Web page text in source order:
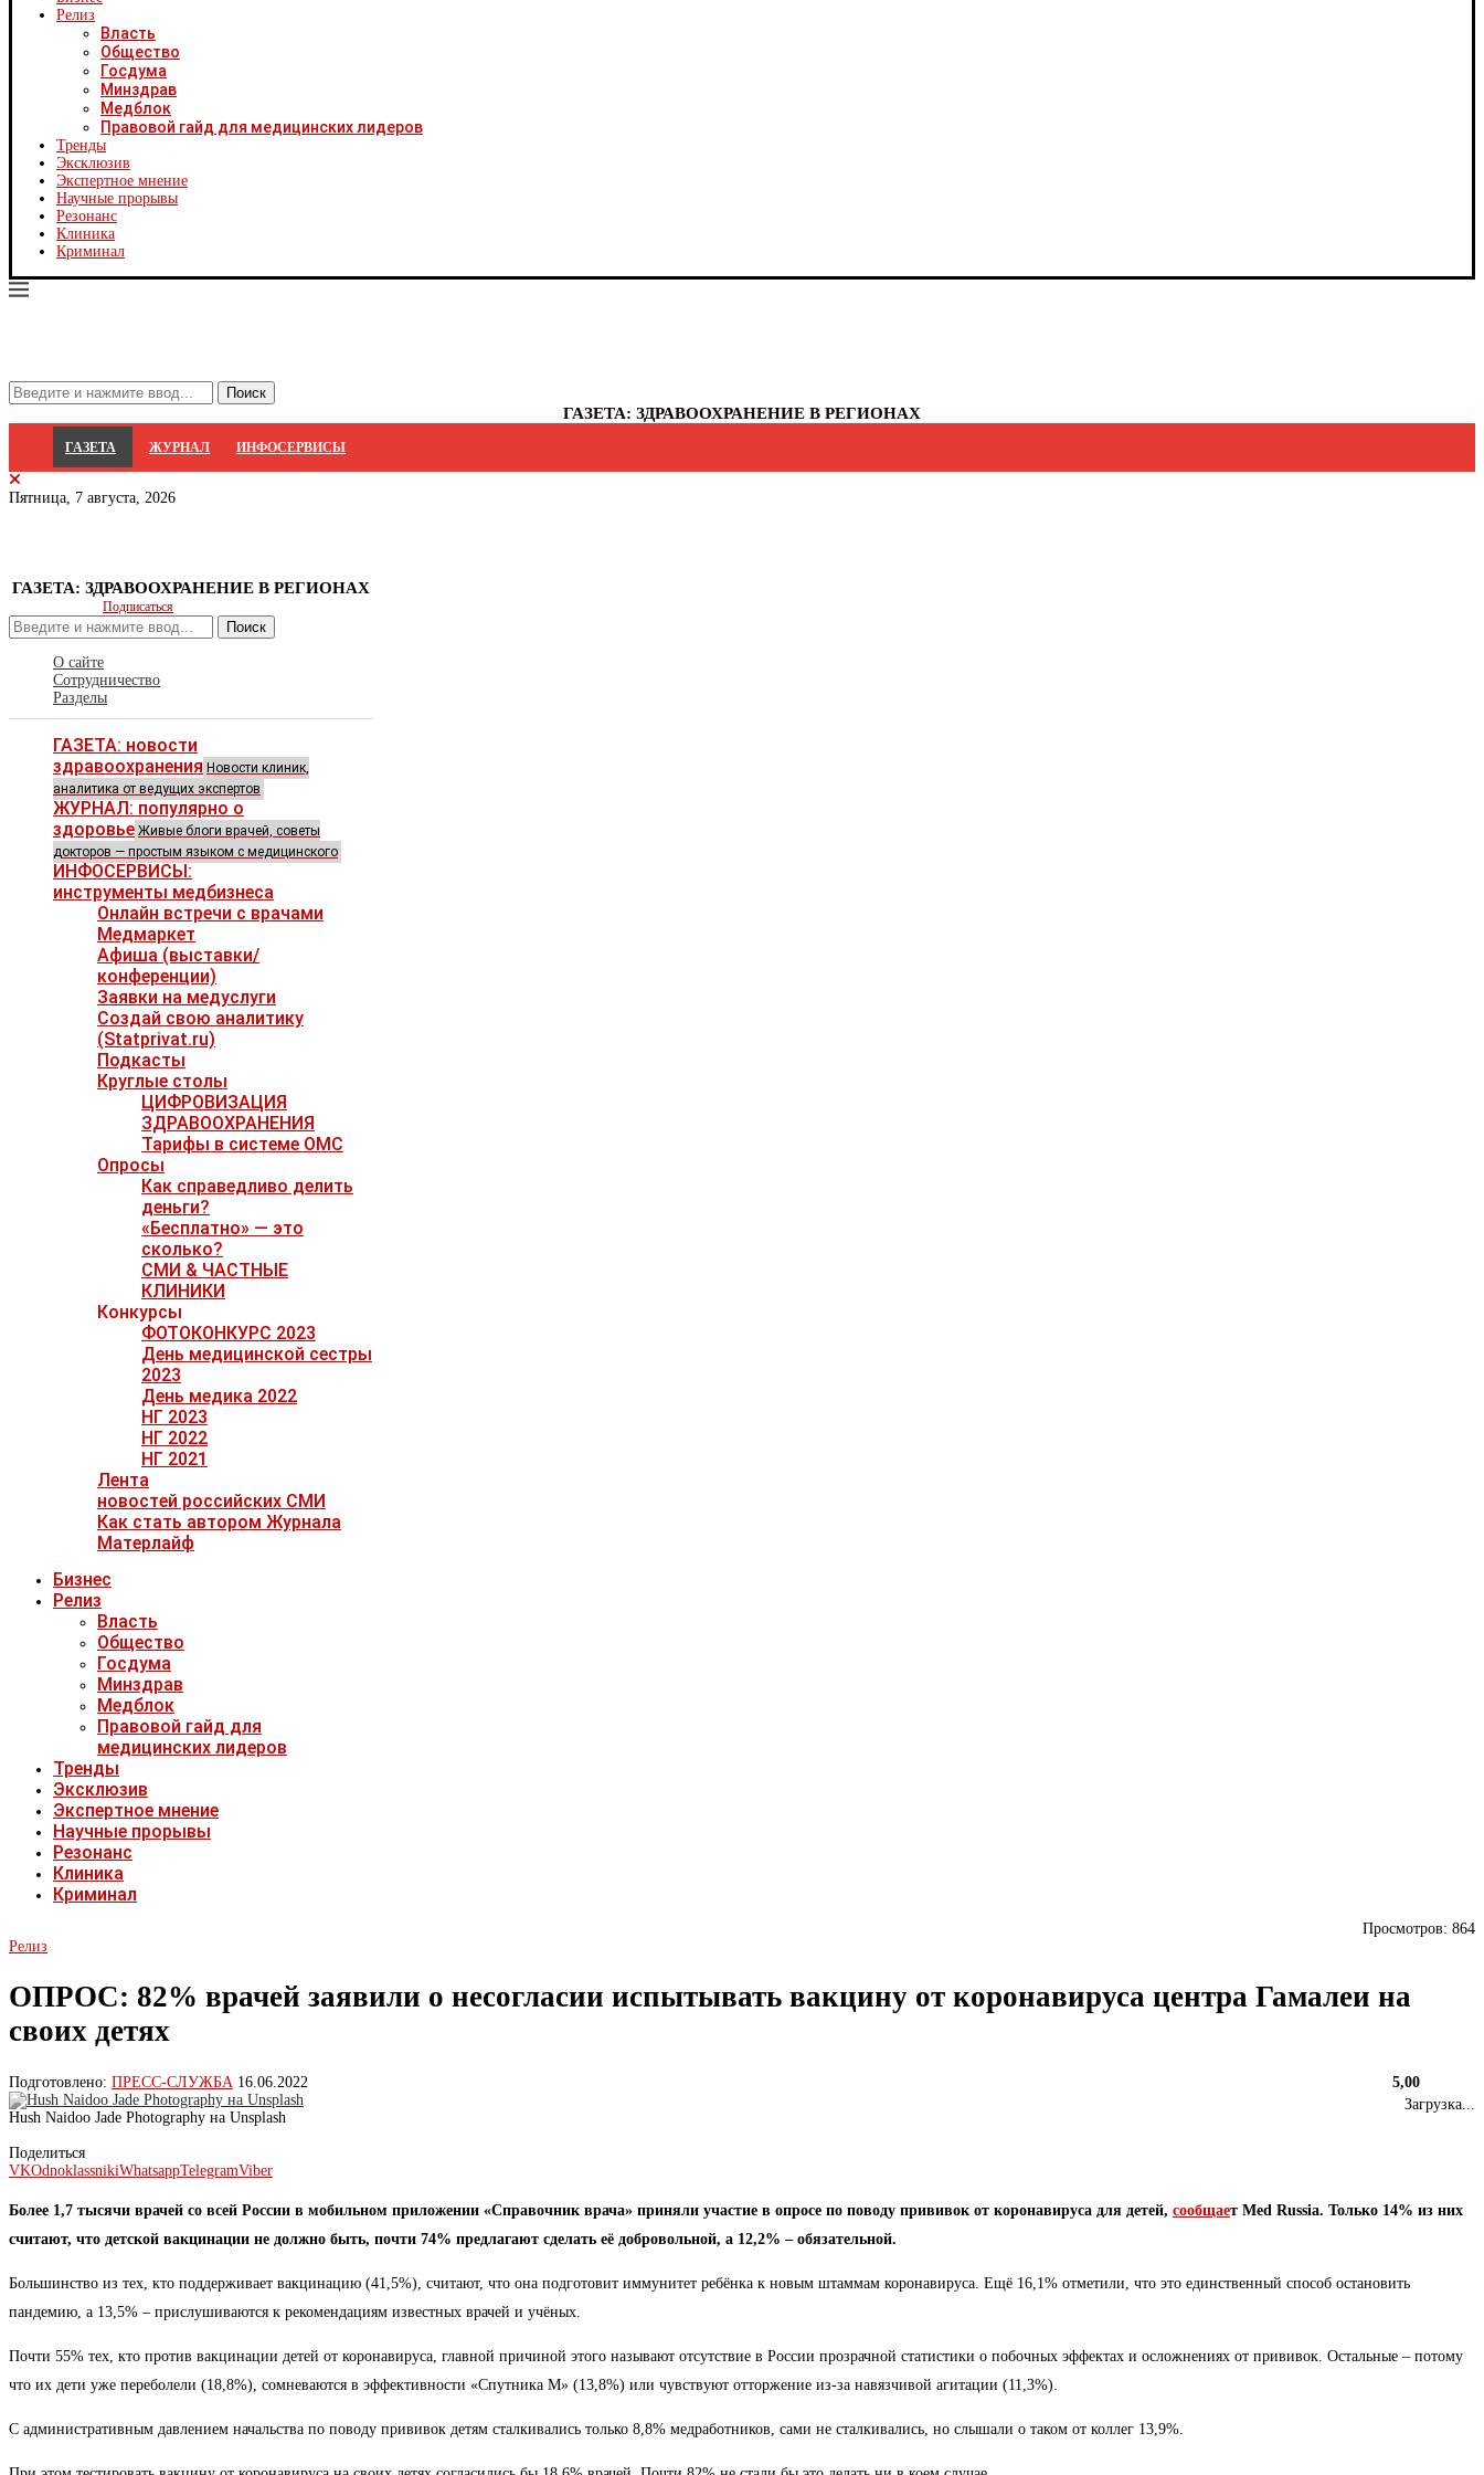
Релиз
Власть
Общество
Госдума
Минздрав
Медблок
Правовой гайд для медицинских лидеров
Тренды
Эксклюзив
Экспертное мнение
Научные прорывы
Резонанс
Клиника
Криминал
ГАЗЕТА: ЗДРАВООХРАНЕНИЕ В РЕГИОНАХ
ГАЗЕТА ЖУРНАЛ ИНФОСЕРВИСЫ
Пятница, 7 августа, 2026
ГАЗЕТА: ЗДРАВООХРАНЕНИЕ В РЕГИОНАХ
Подписаться
Поиск
О сайте
Сотрудничество
Разделы
ГАЗЕТА: новости
здравоохранения Новости клиник,
аналитика от ведущих экспертов
ЖУРНАЛ: популярно о
здоровье Живые блоги врачей, советы
докторов — простым языком с медицинского
ИНФОСЕРВИСЫ:
инструменты медбизнеса
Онлайн встречи с врачами
Медмаркет
Афиша (выставки/
конференции)
Заявки на медуслуги
Создай свою аналитику
(Statprivat.ru)
Подкасты
Круглые столы
ЦИФРОВИЗАЦИЯ
ЗДРАВООХРАНЕНИЯ
Тарифы в системе ОМС
Опросы
Как справедливо делить
деньги?
«Бесплатно» — это
сколько?
СМИ & ЧАСТНЫЕ
КЛИНИКИ
Конкурсы
ФОТОКОНКУРС 2023
День медицинской сестры
2023
День медика 2022
НГ 2023
НГ 2022
НГ 2021
Лента
новостей российских СМИ
Как стать автором Журнала
Матерлайф
Бизнес
Релиз
Власть
Общество
Госдума
Минздрав
Медблок
Правовой гайд для
медицинских лидеров
Тренды
Эксклюзив
Экспертное мнение
Научные прорывы
Резонанс
Клиника
Криминал
Просмотров: 864
Релиз
ОПРОС: 82% врачей заявили о несогласии испытывать вакцину от коронавируса центра Гамалеи на
своих детях
Подготовлено: ПРЕСС-СЛУЖБА 16.06.2022
5,00
Загрузка...
Hush Naidoo Jade Photography на Unsplash
Поделиться
VKOdnoklassnikiWhatsappTelegramViber
Более 1,7 тысячи врачей со всей России в мобильном приложении «Справочник врача» приняли участие в опросе по поводу прививок от коронавируса для детей, сообщает Med Russia. Только 14% из них
считают, что детской вакцинации не должно быть, почти 74% предлагают сделать её добровольной, а 12,2% – обязательной.
Большинство из тех, кто поддерживает вакцинацию (41,5%), считают, что она подготовит иммунитет ребёнка к новым штаммам коронавируса. Ещё 16,1% отметили, что это единственный способ остановить
пандемию, а 13,5% – прислушиваются к рекомендациям известных врачей и учёных.
Почти 55% тех, кто против вакцинации детей от коронавируса, главной причиной этого называют отсутствие в России прозрачной статистики о побочных эффектах и осложнениях от прививок. Остальные – потому
что их дети уже переболели (18,8%), сомневаются в эффективности «Спутника М» (13,8%) или чувствуют отторжение из-за навязчивой агитации (11,3%).
С административным давлением начальства по поводу прививок детям сталкивались только 8,8% медработников, сами не сталкивались, но слышали о таком от коллег 13,9%.